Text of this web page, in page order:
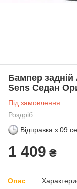
Бампер
Sens Седан
Під замовлення
Роздріб
Відправка з 09
1 409 ₴
Опис